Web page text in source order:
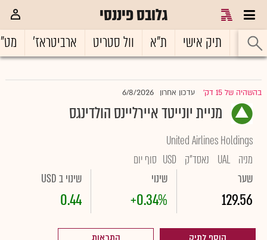
גלובס פיננסי
ראשי תיק אישי ת"א וול סטריט ארביטראז'
בהשהיה של 15 דק' עדכון אחרון 6/8/2026
מניית יונייטד איירליינס הולדינגס
United Airlines Holdings
מניה UAL נאסד"ק USD סוף יום
שער
129.56
שינוי
+0.34%
שינוי ב USD
0.44
הוסף לתיק התראות